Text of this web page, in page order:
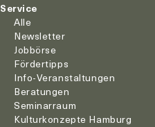
Service
Alle
Newsletter
Jobbörse
Fördertipps
Info-Veranstaltungen
Beratungen
Seminarraum
Kulturkonzepte Hamburg